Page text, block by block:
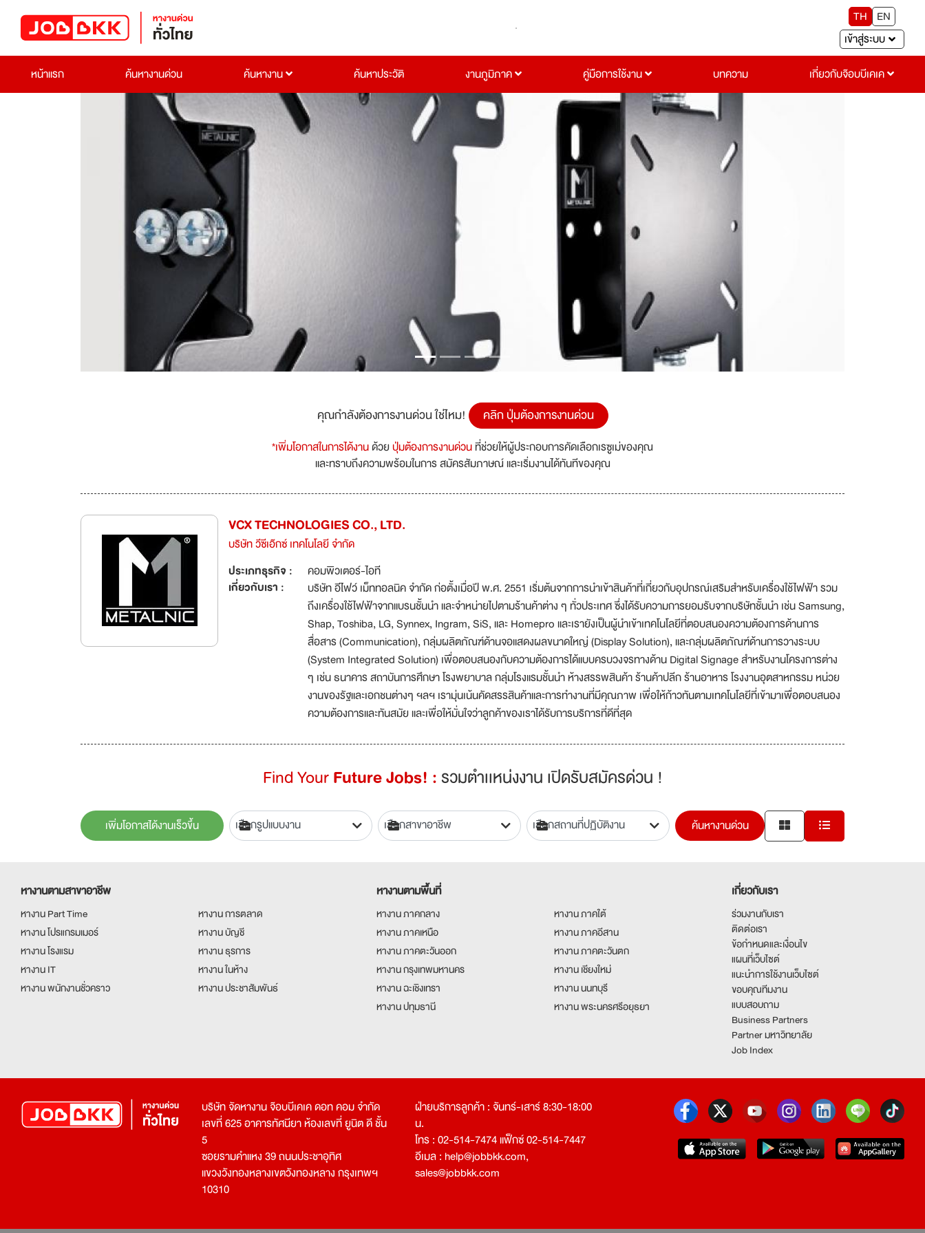
TH
EN
เข้าสู่ระบบ
หน้าแรก
ค้นหางานด่วน ค้นหางาน ค้นหาประวัติ งานภูมิภาค คู่มือการใช้งาน บทความ เกี่ยวกับจ๊อบบีเคเค
Previous
คุณกำลังต้องการงานด่วน ใช่ไหม! คลิก ปุ่มต้องการงานด่วน
*เพิ่มโอกาสในการได้งานด้วยปุ่มต้องการงานด่วนที่ช่วยให้ผู้ประกอบการคัดเลือกเรซูเม่ของคุณ
และทราบถึงความพร้อมในการ สมัครสัมภาษณ์ และเริ่มงานได้ทันทีของคุณ
VCX TECHNOLOGIES CO., LTD.
บริษัท วีซีเอ๊กซ์ เทคโนโลยี จำกัด
ประเภทธุรกิจ :
คอมพิวเตอร์-ไอที
เกี่ยวกับเรา :
บริษัท อีไฟว์ เม็ททอลนิค จำกัด ก่อตั้งเมื่อปี พ.ศ. 2551 เริ่มต้นจากการนำเข้าสินค้าที่เกี่ยวกับอุปกรณ์เสริมสำหรับเครื่องใช้ไฟฟ้า รวม
ถึงเครื่องใช้ไฟฟ้าจากแบรนชั้นนำ และจำหน่ายไปตามร้านค้าต่าง ๆ ทั่วประเทศ ซึ่งได้รับความการยอมรับจากบริษัทชั้นนำ เช่น Samsung,
Shap, Toshiba, LG, Synnex, Ingram, SiS, และ Homepro และเรายังเป็นผู้นำเข้าเทคโนโลยีที่ตอบสนองความต้องการด้านการ
สื่อสาร (Communication), กลุ่มผลิตภัณฑ์ด้านจอแสดงผลขนาดใหญ่ (Display Solution), และกลุ่มผลิตภัณฑ์ด้านการวางระบบ
(System Integrated Solution) เพื่อตอบสนองกับความต้องการได้แบบครบวงจรทางด้าน Digital Signage สำหรับงานโครงการต่าง
ๆ เช่น ธนาคาร สถาบันการศึกษา โรงพยาบาล กลุ่มโรงแรมชั้นนำ ห้างสรรพสินค้า ร้านค้าปลีก ร้านอาหาร โรงงานอุตสาหกรรม หน่วย
งานของรัฐและเอกชนต่างๆ ฯลฯ เรามุ่นเน้นคัดสรรสินค้าและการทำงานที่มีคุณภาพ เพื่อให้ก้าวทันตามเทคโนโลยีที่เข้ามาเพื่อตอบสนอง
ความต้องการและทันสมัย และเพื่อให้มั่นใจว่าลูกค้าของเราได้รับการบริการที่ดีที่สุด
Find YourFuture Jobs! :รวมตำเเหน่งงาน เปิดรับสมัครด่วน !
เพิ่มโอกาสได้งานเร็วขึ้น ค้นหางานด่วน
หางานตามสาขาอาชีพ
หางาน Part Time
หางาน การตลาด
หางาน โปรแกรมเมอร์
หางาน บัญชี
หางาน โรงแรม
หางาน ธุรการ
หางาน IT
หางาน ในห้าง
หางาน พนักงานชั่วคราว
หางาน ประชาสัมพันธ์
หางานตามพื้นที่
หางาน ภาคกลาง
หางาน ภาคใต้
หางาน ภาคเหนือ
หางาน ภาคอีสาน
หางาน ภาคตะวันออก
หางาน ภาคตะวันตก
หางาน กรุงเทพมหานคร
หางาน เชียงใหม่
หางาน ฉะเชิงเทรา
หางาน นนทบุรี
หางาน ปทุมธานี
หางาน พระนครศรีอยุธยา
เกี่ยวกับเรา
ร่วมงานกับเรา
ติดต่อเรา
ข้อกำหนดและเงื่อนไข
แผนที่เว็บไซต์
แนะนำการใช้งานเว็บไซต์
ขอบคุณทีมงาน
แบบสอบถาม
Business Partners
Partner มหาวิทยาลัย
Job Index
บริษัท จัดหางาน จ๊อบบีเคเค ดอท คอม จำกัด
เลขที่ 625 อาคารทัศนียา ห้องเลขที่ ยูนิต ดี ชั้น
5
ซอยรามคำแหง 39 ถนนประชาอุทิศ
แขวงวังทองหลางเขตวังทองหลาง กรุงเทพฯ
10310
ฝ่ายบริการลูกค้า : จันทร์-เสาร์ 8:30-18:00
น.
โทร : 02-514-7474 แฟ็กซ์ 02-514-7447
อีเมล : help@jobbkk.com,
sales@jobbkk.com